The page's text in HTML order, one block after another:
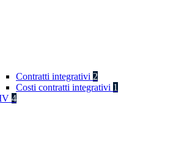
Contratti integrativi 2
Costi contratti integrativi 1
4